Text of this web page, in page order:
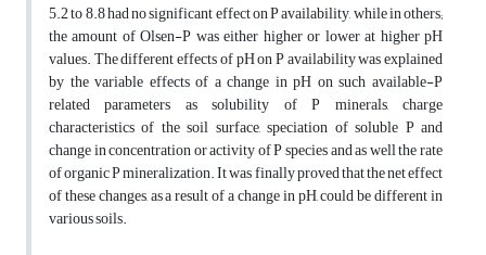
5.2 to 8.8 had no significant effect on P availability, while in others;
the amount of Olsen-P was either higher or lower at higher pH
values. The different effects of pH on P availability was explained
by the variable effects of a change in pH on such available-P
related parameters as solubility of P minerals, charge
characteristics of the soil surface, speciation of soluble P and
change in concentration or activity of P species and as well the rate
of organic P mineralization. It was finally proved that the net effect
of these changes, as a result of a change in pH, could be different in
various soils.